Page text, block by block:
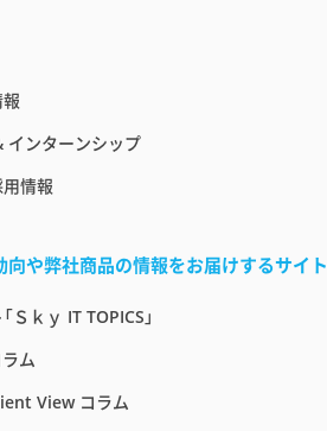
インターンシップ
情報
向や弊社商品の情報をお届けするサイト
Ｓｋｙ IT TOPICS」
ム
View コラム